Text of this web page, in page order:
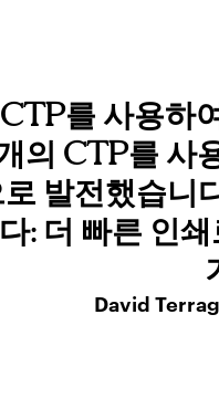
를 사용하
의 CTP를 사
발전했습니
: 더 빠른 인
David